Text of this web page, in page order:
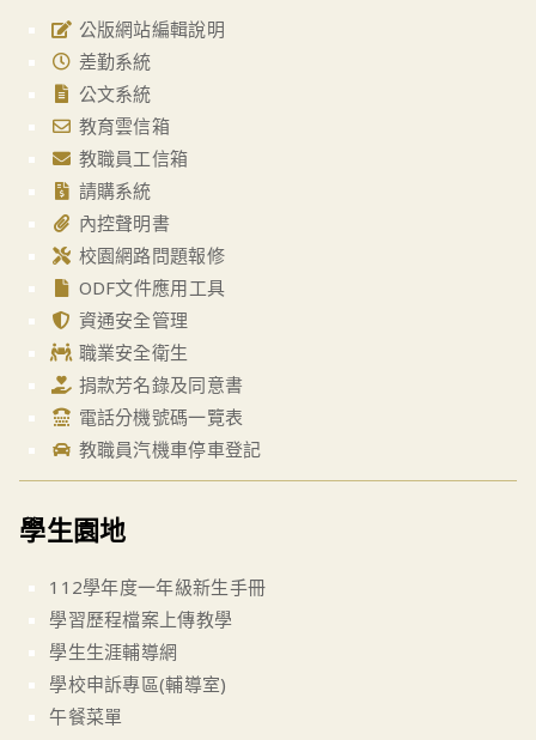
公版網站編輯說明
差勤系統
公文系統
教育雲信箱
教職員工信箱
請購系統
內控聲明書
校園網路問題報修
ODF文件應用工具
資通安全管理
職業安全衛生
捐款芳名錄及同意書
電話分機號碼一覽表
教職員汽機車停車登記
學生園地
112學年度一年級新生手冊
學習歷程檔案上傳教學
學生生涯輔導網
學校申訴專區(輔導室)
午餐菜單